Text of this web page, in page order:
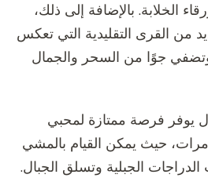
الخلابة. بالإضافة إلى ذلك،
من القرى التقليدية التي تعكس
وتضفي جوًا من السحر والجمال
يوفر فرصة ممتازة لمحبي
حيث يمكن القيام بالمشي
الجبلية وتسلق الجبال.